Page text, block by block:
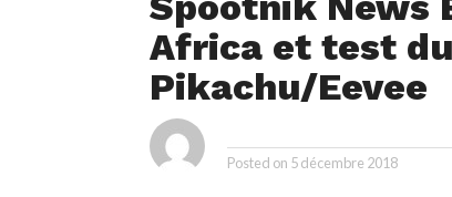
Africa et test
Pikachu/Eevee
Posted on 5 décembre 2018